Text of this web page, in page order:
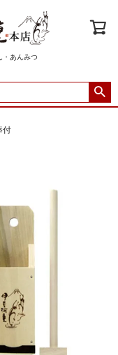
・あんみつ
付